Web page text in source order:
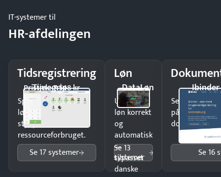
IT-systemer til
HR-afdelingen
Tidsregistrering
Timegrip
Pristjek: 7.548 kr
Spar tid på
lønberegning og få
styr på
ressourceforbruget.
Se 17 systemer
Løn
DataLøn
Udbetal
løn korrekt
og
automatisk
—
tilpasset
danske
Se 13
systemer
Ibinder
Send
på minutter
dokumenter.
Se 16